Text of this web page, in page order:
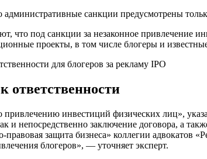
административные санкции предусмотрены
под санкции за незаконное привлечение
проекты, в том числе блогеры и
для блогеров за рекламу IPO
ответственности
инвестиций физических лиц»,
и непосредственно заключение договора, а
правовая защита бизнеса» коллегии
блогеров», — уточняет эксперт.